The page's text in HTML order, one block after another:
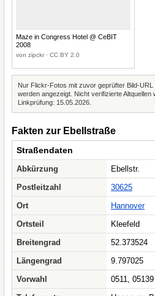
Maze in Congress Hotel @ CeBIT
2008
von zipckr · CC BY 2.0
Nur Flickr-Fotos mit zuvor geprüfter Bild-
werden angezeigt. Nicht verifizierte
Linkprüfung: 15.05.2026.
Fakten zur Ebellstraße
Straßendaten
Abkürzung
Ebellstr.
Postleitzahl
30625
Ort
Hannover
Ortsteil
Kleefeld
Breitengrad
52.373524
Längengrad
9.797025
Vorwahl
0511, 05139